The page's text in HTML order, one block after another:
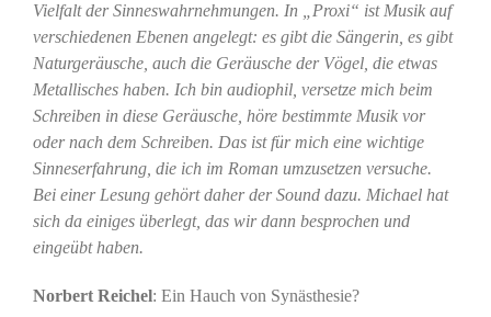
Vielfalt der Sinneswahrnehmungen. In „Proxi“ ist Musik auf
verschiedenen Ebenen angelegt: es gibt die Sängerin, es gibt
Naturgeräusche, auch die Geräusche der Vögel, die etwas
Metallisches haben. Ich bin audiophil, versetze mich beim
Schreiben in diese Geräusche, höre bestimmte Musik vor
oder nach dem Schreiben. Das ist für mich eine wichtige
Sinneserfahrung, die ich im Roman umzusetzen versuche.
Bei einer Lesung gehört daher der Sound dazu. Michael hat
sich da einiges überlegt, das wir dann besprochen und
eingeübt haben.
Norbert Reichel: Ein Hauch von Synästhesie?